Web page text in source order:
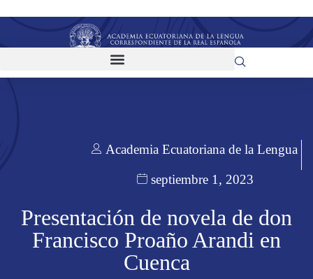
Academia Ecuatoriana de la Lengua
septiembre 1, 2023
Presentación de novela de don
Francisco Proaño Arandi en
Cuenca